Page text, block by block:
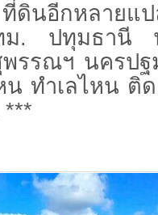
นอีกหลายแ
. ปทุมธานี
รรณฯ นครปฐ
ทำเลไหน ติ
***